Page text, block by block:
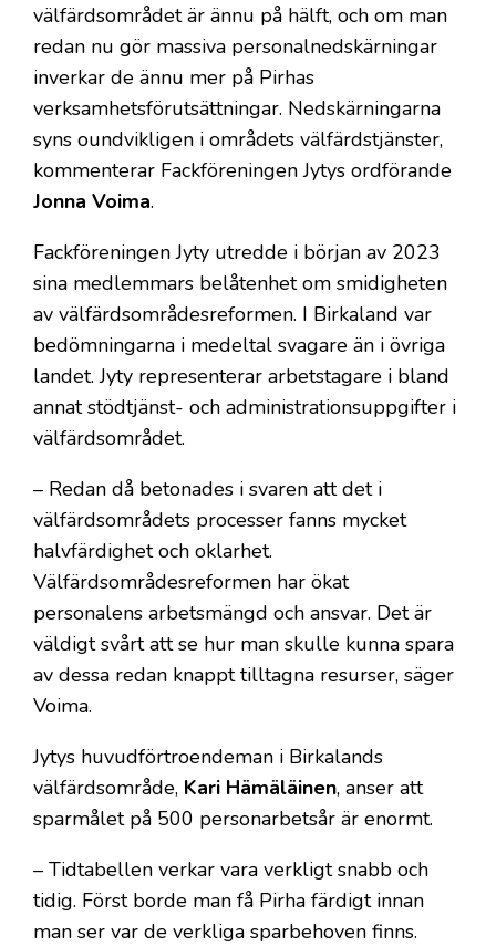
välfärdsområdet är ännu på hälft, och om man
redan nu gör massiva personalnedskärningar
inverkar de ännu mer på Pirhas
verksamhetsförutsättningar. Nedskärningarna
syns oundvikligen i områdets välfärdstjänster,
kommenterar Fackföreningen Jytys ordförande
Jonna Voima.
Fackföreningen Jyty utredde i början av 2023
sina medlemmars belåtenhet om smidigheten
av välfärdsområdesreformen. I Birkaland var
bedömningarna i medeltal svagare än i övriga
landet. Jyty representerar arbetstagare i bland
annat stödtjänst- och administrationsuppgifter i
välfärdsområdet.
– Redan då betonades i svaren att det i
välfärdsområdets processer fanns mycket
halvfärdighet och oklarhet.
Välfärdsområdesreformen har ökat
personalens arbetsmängd och ansvar. Det är
väldigt svårt att se hur man skulle kunna spara
av dessa redan knappt tilltagna resurser, säger
Voima.
Jytys huvudförtroendeman i Birkalands
välfärdsområde, Kari Hämäläinen, anser att
sparmålet på 500 personarbetsår är enormt.
– Tidtabellen verkar vara verkligt snabb och
tidig. Först borde man få Pirha färdigt innan
man ser var de verkliga sparbehoven finns.